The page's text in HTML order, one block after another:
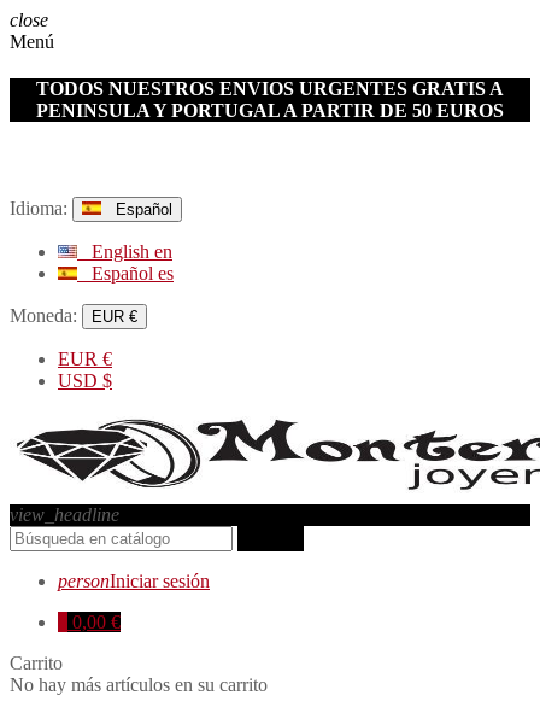
close
Menú
TODOS NUESTROS ENVIOS URGENTES GRATIS A
PENINSULA Y PORTUGAL A PARTIR DE 50 EUROS
Idioma: Español
English en
Español es
Moneda: EUR €
EUR €
USD $
view_headline
personIniciar sesión
0,00 €
Carrito
No hay más artículos en su carrito